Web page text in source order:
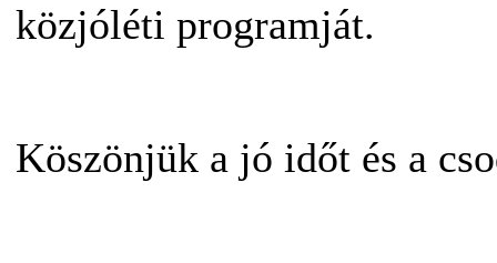
közjóléti programját.
Köszönjük a jó időt és a